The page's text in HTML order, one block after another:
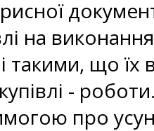
на
такими, що
-
про